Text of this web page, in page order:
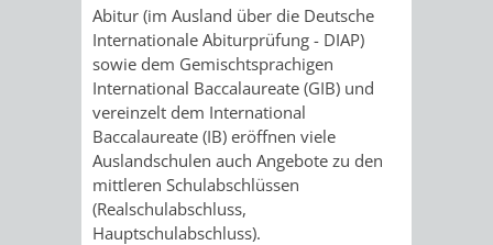
HILFE
MENSCHEN
MIT
BEHINDERUNG
MENSCHEN
MIT
DEMENZ
MIGRANTENBAUHERREN
BERATUNGSERGEBNISSE
TAGESORDNUNG
/
UMLEGUNGSAUSSCHUSS
BERATENDE
Abitur (im Ausland über die Deutsche
Internationale Abiturprüfung - DIAP)
sowie dem Gemischtsprachigen
International Baccalaureate (GIB) und
vereinzelt dem International
Baccalaureate (IB) eröffnen viele
Auslandschulen auch Angebote zu den
mittleren Schulabschlüssen
(Realschulabschluss,
Hauptschulabschluss).